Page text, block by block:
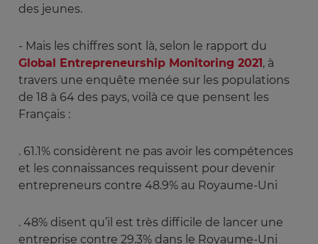
des jeunes.
- Mais les chiffres sont là, selon le rapport du
Global Entrepreneurship Monitoring 2021 , à
travers une enquête menée sur les populations
de 18 à 64 des pays, voilà ce que pensent les
Français :
. 61.1% considèrent ne pas avoir les compétences
et les connaissances requissent pour devenir
entrepreneurs contre 48.9% au Royaume-Uni
. 48% disent qu’il est très difficile de lancer une
entreprise contre 29.3% dans le Royaume-Uni